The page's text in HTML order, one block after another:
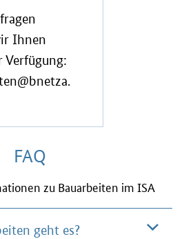
Ihnen
Verfügung:
FAQ
zu Bauarbeiten im ISA
geht es?